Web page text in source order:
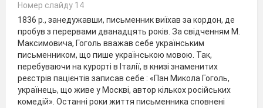
Номер слайду 14
1836 р., занедужавши, письменник виїхав за кордон, де
пробув з перервами дванадцять років. За свідченням М.
Максимовича, Гоголь вважав себе українським
письменником, що пише українською мовою. Так,
перебуваючи на курорті в Італії, в книзі знаменитих
реєстрів пацієнтів записав себе : «Пан Микола Гоголь,
українець, що живе у Москві, автор кількох російських
комедій». Останні роки життя письменника сповнені